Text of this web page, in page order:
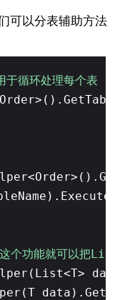
可以分表辅助方法
循环处理每个表
个功能就可以把List